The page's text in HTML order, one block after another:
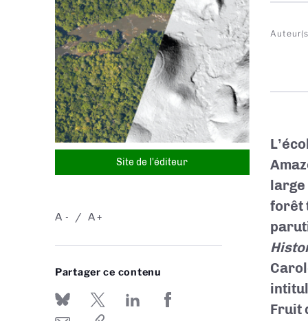
Site de l'éditeur
-
A +
A
Partager ce contenu
large
forêt
Fruit